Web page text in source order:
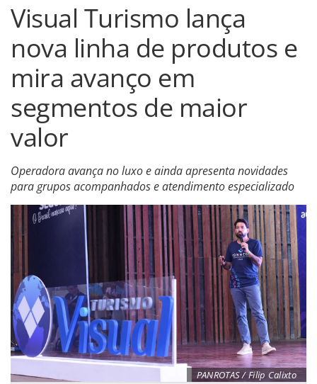
Visual Turismo lança
nova linha de produtos e
mira avanço em
segmentos de maior
valor
Operadora avança no luxo e ainda apresenta novidades
para grupos acompanhados e atendimento especializado
PANROTAS / Filip Calixto